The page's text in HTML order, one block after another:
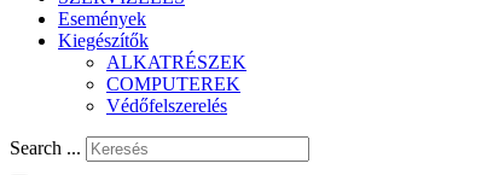
Események
Kiegészítők
ALKATRÉSZEK
COMPUTEREK
Védőfelszerelés
Search ...